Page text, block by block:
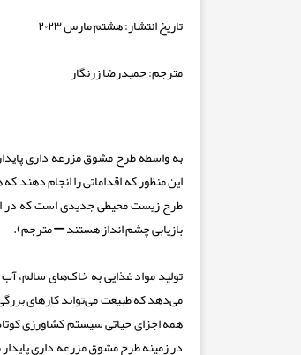
تاریخ انتشار: هشتم مارس۲۰۲۳
مترجم: حمیدرضا زرنگار
این منظور که اقداماتی را انجام دهند
طرح زیست محیطی جدیدی است که در
بازیابی چشم انداز هستند – مترجم).
تولید مواد غذایی به خاک‌های سالم، آب
می‌دهد که طبیعت می‌تواند کارهای
همه اجزای حیاتی سیستم کشاورزی
در زمینه طرح مشوق مزرعه داری